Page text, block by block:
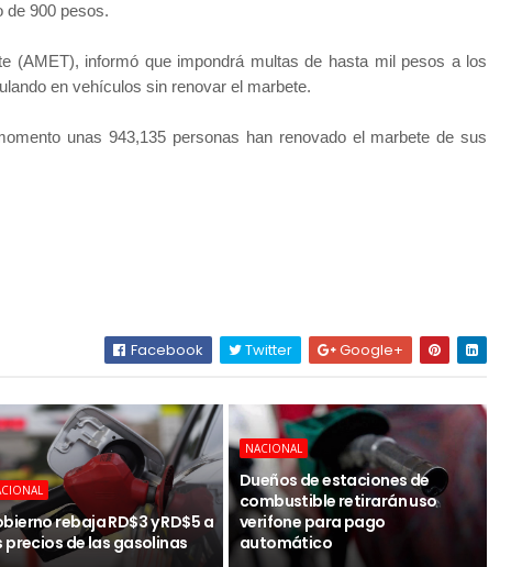
de 900 pesos.
(AMET), informó que impondrá multas de hasta mil pesos a los
en vehículos sin renovar el marbete.
unas 943,135 personas han renovado el marbete de sus
Facebook Twitter Google+
rebaja RD$3 y RD$5 a
precios de las gasolinas
NACIONAL
Dueños de estaciones de
combustible retirarán uso
verifone para pago
automático